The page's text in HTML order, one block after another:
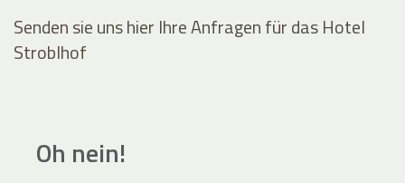
Senden sie uns hier Ihre Anfragen für das Hotel
Stroblhof
Oh nein!